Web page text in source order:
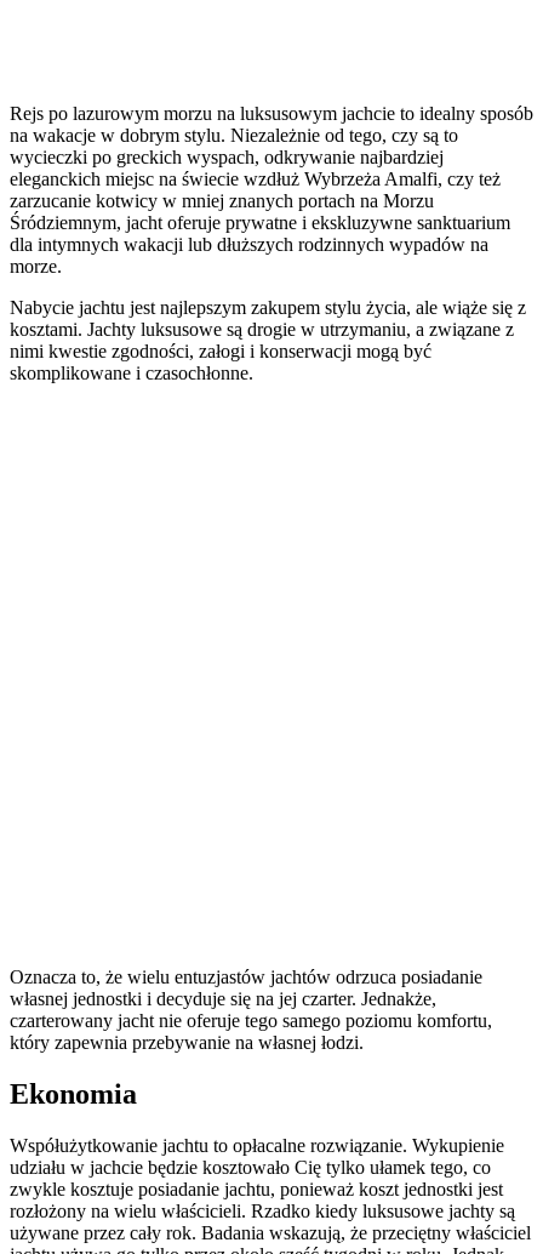
Rejs po lazurowym morzu na luksusowym jachcie to idealny sposób
na wakacje w dobrym stylu. Niezależnie od tego, czy są to
wycieczki po greckich wyspach, odkrywanie najbardziej
eleganckich miejsc na świecie wzdłuż Wybrzeża Amalfi, czy też
zarzucanie kotwicy w mniej znanych portach na Morzu
Śródziemnym, jacht oferuje prywatne i ekskluzywne sanktuarium
dla intymnych wakacji lub dłuższych rodzinnych wypadów na
morze.
Nabycie jachtu jest najlepszym zakupem stylu życia, ale wiąże się z
kosztami. Jachty luksusowe są drogie w utrzymaniu, a związane z
nimi kwestie zgodności, załogi i konserwacji mogą być
skomplikowane i czasochłonne.
Oznacza to, że wielu entuzjastów jachtów odrzuca posiadanie
własnej jednostki i decyduje się na jej czarter. Jednakże,
czarterowany jacht nie oferuje tego samego poziomu komfortu,
który zapewnia przebywanie na własnej łodzi.
Ekonomia
Współużytkowanie jachtu to opłacalne rozwiązanie. Wykupienie
udziału w jachcie będzie kosztowało Cię tylko ułamek tego, co
zwykle kosztuje posiadanie jachtu, ponieważ koszt jednostki jest
rozłożony na wielu właścicieli. Rzadko kiedy luksusowe jachty są
używane przez cały rok. Badania wskazują, że przeciętny właściciel